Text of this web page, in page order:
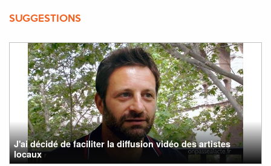
SUGGESTIONS
J'ai décidé de faciliter la diffusion vidéo des artistes
locaux